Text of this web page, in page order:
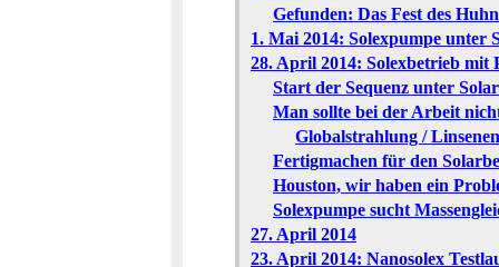
Gefunden: Das Fest des
1. Mai 2014: Solexpumpe unter
28. April 2014: Solexbetrieb mit
Start der Sequenz unter
Man sollte bei der Arbeit
Globalstrahlung /
Fertigmachen für den
Houston, wir haben ein
Solexpumpe sucht
27. April 2014
23. April 2014: Nanosolex